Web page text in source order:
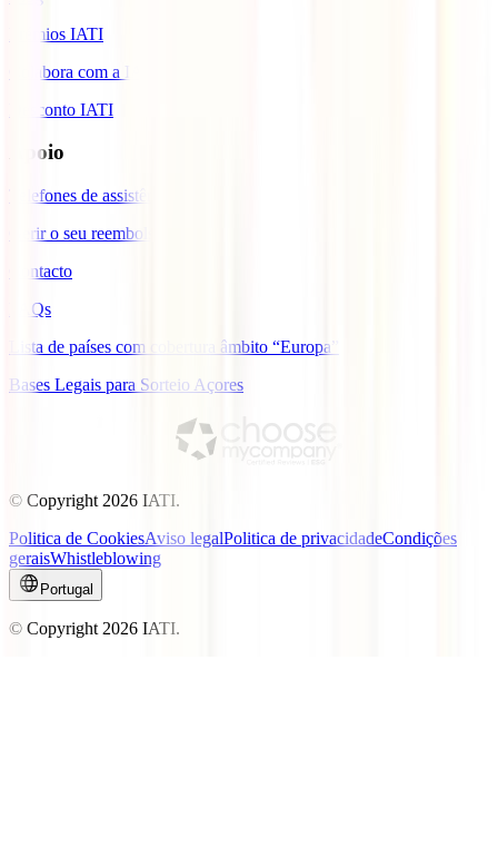
Prémios IATI
Colabora com a IATI
Desconto IATI
Apoio
Telefones de assistência
Gerir o seu reembolso
Contacto
FAQs
Lista de países com cobertura âmbito “Europa”
Bases Legais para Sorteio Açores
© Copyright 2026 IATI.
Politica de CookiesAviso legalPolitica de privacidadeCondições
geraisWhistleblowing
Portugal
© Copyright 2026 IATI.